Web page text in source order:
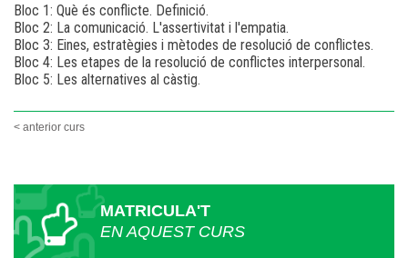
Bloc 1: Què és conflicte. Definició.
Bloc 2: La comunicació. L'assertivitat i l'empatia.
Bloc 3: Eines, estratègies i mètodes de resolució de conflictes.
Bloc 4: Les etapes de la resolució de conflictes interpersonal.
Bloc 5: Les alternatives al càstig.
< anterior curs
MATRICULA'T
EN AQUEST CURS